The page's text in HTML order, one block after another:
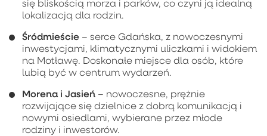
się bliskością morza i parków, co czyni ją idealną
lokalizacją dla rodzin.
Śródmieście – serce Gdańska, z nowoczesnymi
inwestycjami, klimatycznymi uliczkami i widokiem
na Motławę. Doskonałe miejsce dla osób, które
lubią być w centrum wydarzeń.
Morena i Jasień – nowoczesne, prężnie
rozwijające się dzielnice z dobrą komunikacją i
nowymi osiedlami, wybierane przez młode
rodziny i inwestorów.